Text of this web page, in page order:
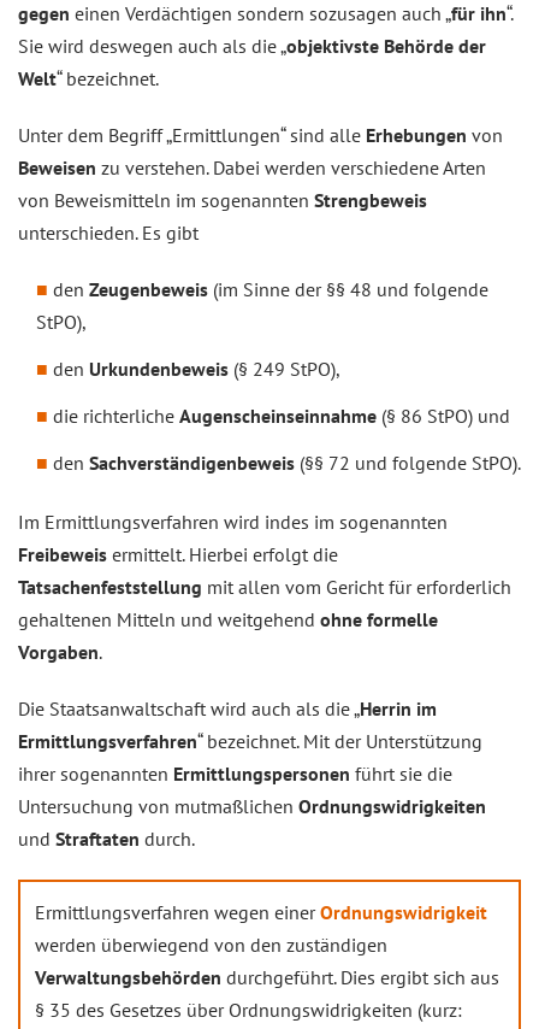
gegen einen Verdächtigen sondern sozusagen auch „für ihn“.
Sie wird deswegen auch als die „objektivste Behörde der
Welt“ bezeichnet.
Unter dem Begriff „Ermittlungen“ sind alle Erhebungen von
Beweisen zu verstehen. Dabei werden verschiedene Arten
von Beweismitteln im sogenannten Strengbeweis
unterschieden. Es gibt
den Zeugenbeweis (im Sinne der §§ 48 und folgende
StPO),
den Urkundenbeweis (§ 249 StPO),
die richterliche Augenscheinseinnahme (§ 86 StPO) und
den Sachverständigenbeweis (§§ 72 und folgende StPO).
Im Ermittlungsverfahren wird indes im sogenannten
Freibeweis ermittelt. Hierbei erfolgt die
Tatsachenfeststellung mit allen vom Gericht für erforderlich
gehaltenen Mitteln und weitgehend ohne formelle
Vorgaben.
Die Staatsanwaltschaft wird auch als die „Herrin im
Ermittlungsverfahren“ bezeichnet. Mit der Unterstützung
ihrer sogenannten Ermittlungspersonen führt sie die
Untersuchung von mutmaßlichen Ordnungswidrigkeiten
und Straftaten durch.
Ermittlungsverfahren wegen einerOrdnungswidrigkeit
werden überwiegend von den zuständigen
Verwaltungsbehörden durchgeführt. Dies ergibt sich aus
§ 35 des Gesetzes über Ordnungswidrigkeiten (kurz: